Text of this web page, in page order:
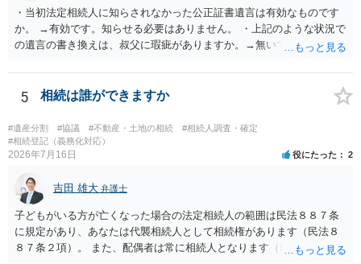
・当初法定相続人に知らされなかった公正証書遺言は有効なものです
か。 →有効です。知らせる必要はありません。 ・上記のような状況で
の遺言の書き換えは、叔父に瑕疵がありますか。→無いです。 ・分割
ますか。 →本人が自由に決められますので、どこが妥当とは言えない
です。客観的な基準もありません。 ・できれば穏やかに、分割を拒否
することはできますか。 →分割を拒否するということは、遺産はいら
ないということでしょうか。遺言で、受取を指定されててもいらない
と拒否することはできます。理由を説明する必要はありません。
5 相続は誰ができますか
#遺産分割 #協議 #不動産・土地の相続
#相続人調査・確定
#相続登記（義務化対応）
2026年7月16日 役にたった 2
吉田 雄大 弁護士
子どもがいる方が亡くなった場合の法定相続人の範囲は民法８８７条
に規定があり、あなたは代襲相続人として相続権があります（民法８
８７条２項）。 また、配偶者は常に相続人となります（民法８９０